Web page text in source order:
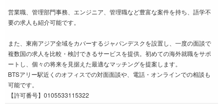
営業職、管理部門事務、エンジニア、管理職など豊富な案件を持ち、語学不
要の求人も紹介可能です。
また、東南アジア全域をカバーするジャパンデスクを設置し、一度の面談で
複数国の求人を比較・検討できるサービスを提供。初めての海外就職をサポ
ートし、個々の将来を見据えた最適なマッチングを提案します。
BTSアリー駅近くのオフィスでの対面面談や、電話・オンラインでの相談も
可能です。
【許可番号】0105533115322